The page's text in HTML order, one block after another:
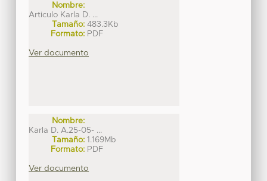
Nombre:
Articulo Karla D. ...
Tamaño: 483.3Kb
Formato: PDF
Ver documento
Nombre:
Karla D. A.25-05- ...
Tamaño: 1.169Mb
Formato: PDF
Ver documento